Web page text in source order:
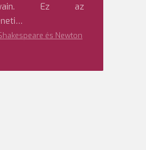
Ez az
és Newton